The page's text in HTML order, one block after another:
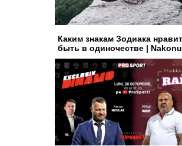
Каким знакам Зодиака
быть в одиночестве | Nakonu